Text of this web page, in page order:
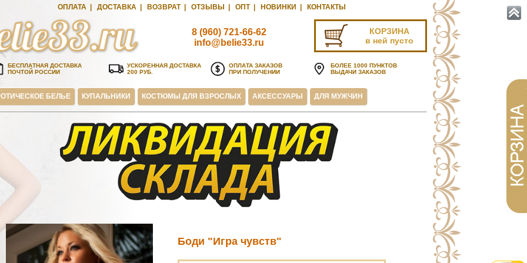
ОПЛАТА| ДОСТАВКА| ВОЗВРАТ| ОТЗЫВЫ ОПТ| НОВИНКИ КОНТАКТЫ
8 (960) 721-66-62
info@belie33.ru
КОРЗИНА
в ней пусто
БЕСПЛАТНАЯ ДОСТАВКА
ПОЧТОЙ РОССИИ
УСКОРЕННАЯ ДОСТАВКА
200 РУБ.
ОПЛАТА ЗАКАЗОВ
ПРИ ПОЛУЧЕНИИ
БОЛЕЕ 1000 ПУНКТОВ
ВЫДАЧИ ЗАКАЗОВ
БЕЛЬЕ КУПАЛЬНИКИ КОСТЮМЫ ДЛЯ ВЗРОСЛЫХ АКСЕССУАРЫ ДЛЯ МУЖЧИН
Боди "Игра чувств"